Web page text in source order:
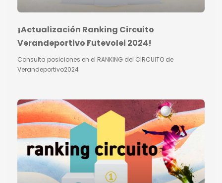
¡Actualización Ranking Circuito
Verandeportivo Futevolei 2024!
Consulta posiciones en el RANKING del CIRCUITO de
Verandeportivo2024